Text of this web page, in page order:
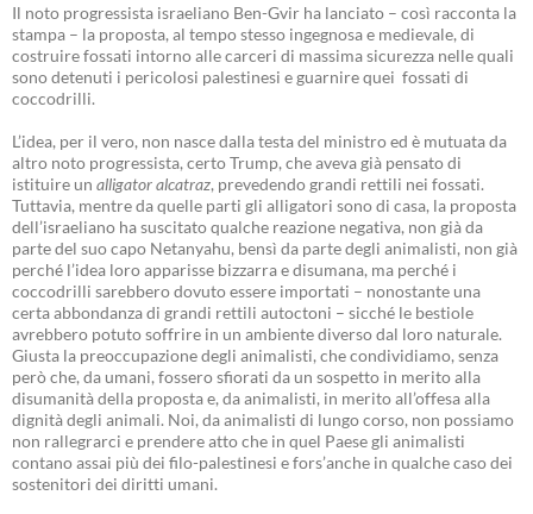
Il noto progressista israeliano Ben-Gvir ha lanciato – così racconta la
stampa – la proposta, al tempo stesso ingegnosa e medievale, di
costruire fossati intorno alle carceri di massima sicurezza nelle quali
sono detenuti i pericolosi palestinesi e guarnire quei fossati di
coccodrilli.
L’idea, per il vero, non nasce dalla testa del ministro ed è mutuata da
altro noto progressista, certo Trump, che aveva già pensato di
istituire un alligator alcatraz, prevedendo grandi rettili nei fossati.
Tuttavia, mentre da quelle parti gli alligatori sono di casa, la proposta
dell’israeliano ha suscitato qualche reazione negativa, non già da
parte del suo capo Netanyahu, bensì da parte degli animalisti, non già
perché l’idea loro apparisse bizzarra e disumana, ma perché i
coccodrilli sarebbero dovuto essere importati – nonostante una
certa abbondanza di grandi rettili autoctoni – sicché le bestiole
avrebbero potuto soffrire in un ambiente diverso dal loro naturale.
Giusta la preoccupazione degli animalisti, che condividiamo, senza
però che, da umani, fossero sfiorati da un sospetto in merito alla
disumanità della proposta e, da animalisti, in merito all’offesa alla
dignità degli animali. Noi, da animalisti di lungo corso, non possiamo
non rallegrarci e prendere atto che in quel Paese gli animalisti
contano assai più dei filo-palestinesi e fors’anche in qualche caso dei
sostenitori dei diritti umani.